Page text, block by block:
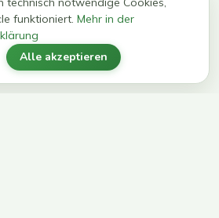
funktioniert. Mehr in der
Alle akzeptieren